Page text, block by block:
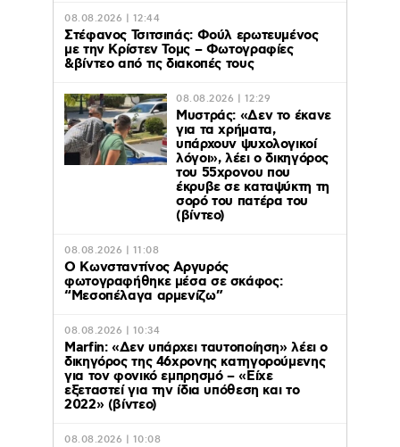
08.08.2026 | 12:44
Στέφανος Τσιτσιπάς: Φούλ ερωτευμένος
με την Κρίστεν Τομς – Φωτογραφίες
&βίντεο από τις διακοπές τους
08.08.2026 | 12:29
Μυστράς: «Δεν το έκανε
για τα χρήματα,
υπάρχουν ψυχολογικοί
λόγοι», λέει ο δικηγόρος
του 55χρονου που
έκρυβε σε καταψύκτη τη
σορό του πατέρα του
(βίντεο)
08.08.2026 | 11:08
Ο Κωνσταντίνος Αργυρός
φωτογραφήθηκε μέσα σε σκάφος:
“Μεσοπέλαγα αρμενίζω”
08.08.2026 | 10:34
Marfin: «Δεν υπάρχει ταυτοποίηση» λέει ο
δικηγόρος της 46χρονης κατηγορούμενης
για τον φονικό εμπρησμό – «Είχε
εξεταστεί για την ίδια υπόθεση και το
2022» (βίντεο)
08.08.2026 | 10:08